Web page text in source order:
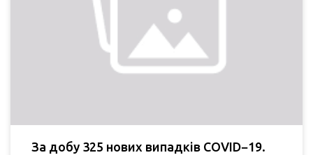
За добу 325 нових випадків COVID−19.